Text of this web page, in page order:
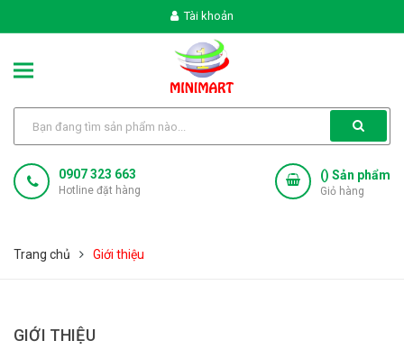
Tài khoản
0907 323 663
Hotline đặt hàng
() Sản phẩm
Giỏ hàng
Trang chủ Giới thiệu
GIỚI THIỆU